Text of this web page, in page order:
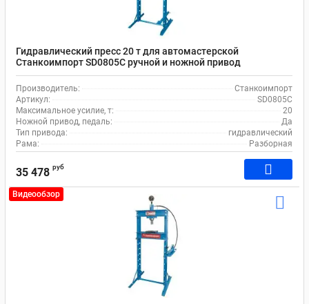
Гидравлический пресс 20 т для автомастерской
Станкоимпорт SD0805C ручной и ножной привод
Производитель:
Станкоимпорт
Артикул:
SD0805C
Максимальное усилие, т:
20
Ножной привод, педаль:
Да
Тип привода:
гидравлический
Рама:
Разборная
35 478 руб
Видеообзор